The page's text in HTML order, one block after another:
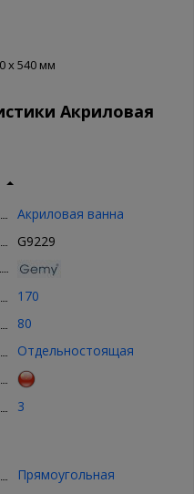
x 540 мм
Акриловая
Акриловая ванна
G9229
170
80
Отдельностоящая
3
Прямоугольная